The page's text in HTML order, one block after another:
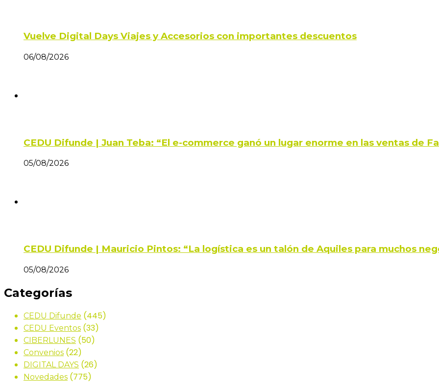
Vuelve Digital Days Viajes y Accesorios con importantes descuentos
06/08/2026
CEDU Difunde | Juan Teba: “El e-commerce ganó un lugar enorme en las ventas de
05/08/2026
CEDU Difunde | Mauricio Pintos: “La logística es un talón de Aquiles para muchos
05/08/2026
Categorías
CEDU Difunde (445)
CEDU Eventos (33)
CIBERLUNES (50)
Convenios (22)
DIGITAL DAYS (26)
Novedades (775)